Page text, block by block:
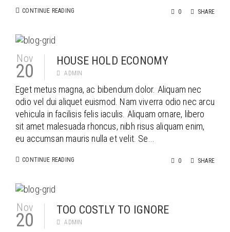
CONTINUE READING 0 SHARE
Nov
20 HOUSE HOLD ECONOMY
ADMIN
Eget metus magna, ac bibendum dolor. Aliquam nec
odio vel dui aliquet euismod. Nam viverra odio nec arcu
vehicula in facilisis felis iaculis. Aliquam ornare, libero
sit amet malesuada rhoncus, nibh risus aliquam enim,
eu accumsan mauris nulla et velit. Se...
CONTINUE READING 0 SHARE
Nov
20 TOO COSTLY TO IGNORE
ADMIN